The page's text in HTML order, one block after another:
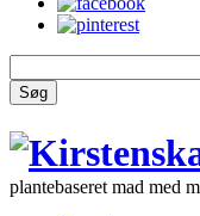
Søg
plantebaseret mad med